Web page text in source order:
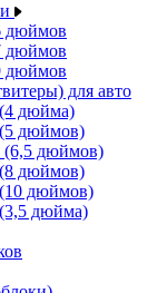
дюймов
дюймов
дюймов
для авто
дюйма)
дюймов)
(6,5 дюймов)
дюймов)
дюймов)
дюйма)